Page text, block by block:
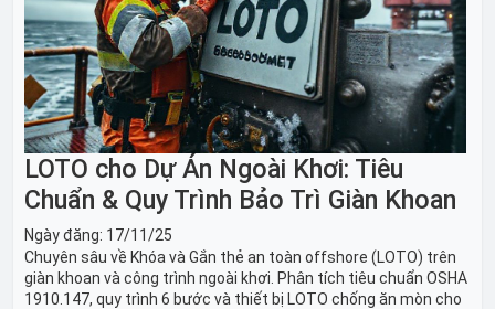
LOTO cho Dự Án Ngoài Khơi: Tiêu
Chuẩn & Quy Trình Bảo Trì Giàn Khoan
Ngày đăng: 17/11/25
Chuyên sâu về Khóa và Gắn thẻ an toàn offshore (LOTO) trên
giàn khoan và công trình ngoài khơi. Phân tích tiêu chuẩn OSHA
1910.147, quy trình 6 bước và thiết bị LOTO chống ăn mòn cho